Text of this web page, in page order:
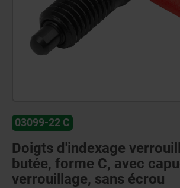
03099-22 C
Doigts d'indexage
butée, forme C, avec
verrouillage, sans écrou